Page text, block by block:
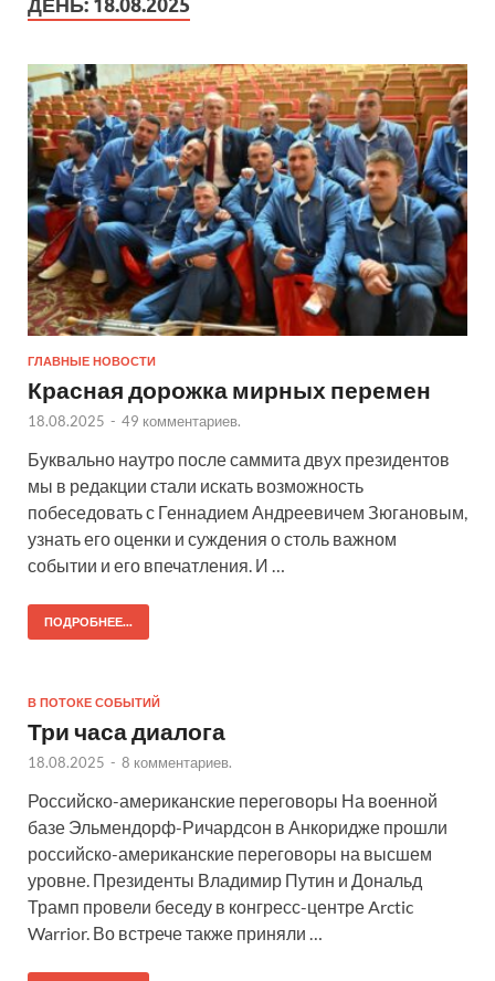
ДЕНЬ: 18.08.2025
ГЛАВНЫЕ НОВОСТИ
Красная дорожка мирных перемен
18.08.2025 - 49 комментариев.
Буквально наутро после саммита двух президентов
мы в редакции стали искать возможность
побеседовать с Геннадием Андреевичем Зюгановым,
узнать его оценки и суждения о столь важном
событии и его впечатления. И …
ПОДРОБНЕЕ...
В ПОТОКЕ СОБЫТИЙ
Три часа диалога
18.08.2025 - 8 комментариев.
Российско-американские переговоры На военной
базе Эльмендорф-Ричардсон в Анкоридже прошли
российско-американские переговоры на высшем
уровне. Президенты Владимир Путин и Дональд
Трамп провели беседу в конгресс-центре Arctic
Warrior. Во встрече также приняли …